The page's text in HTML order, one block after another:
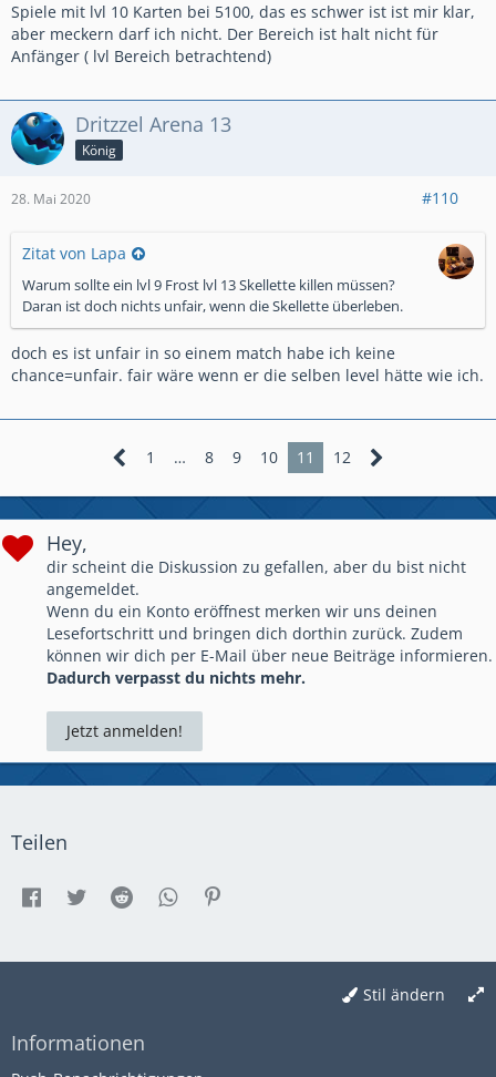
Spiele mit lvl 10 Karten bei 5100, das es schwer ist ist mir klar,
aber meckern darf ich nicht. Der Bereich ist halt nicht für
Anfänger ( lvl Bereich betrachtend)
Dritzzel Arena 13
König
28. Mai 2020 #110
Zitat von Lapa
Warum sollte ein lvl 9 Frost lvl 13 Skellette killen müssen?
Daran ist doch nichts unfair, wenn die Skellette überleben.
doch es ist unfair in so einem match habe ich keine
chance=unfair. fair wäre wenn er die selben level hätte wie ich.
1 … 8 9 10 11 12
Hey,
dir scheint die Diskussion zu gefallen, aber du bist nicht
angemeldet.
Wenn du ein Konto eröffnest merken wir uns deinen
Lesefortschritt und bringen dich dorthin zurück. Zudem
können wir dich per E-Mail über neue Beiträge informieren.
Dadurch verpasst du nichts mehr.
Jetzt anmelden!
Teilen
Stil ändern
Informationen